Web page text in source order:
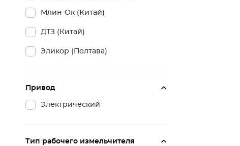
Млин-Ок (Китай)
ДТЗ (Китай)
Эликор (Полтава)
Привод
Электрический
Тип рабочего измельчителя